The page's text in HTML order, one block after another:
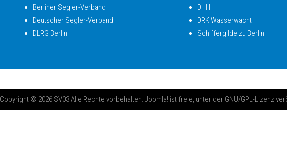
Berliner Segler-Verband
Deutscher Segler-Verband
DLRG Berlin
DHH
DRK Wasserwacht
Schiffergilde zu Berlin
Copyright © 2026 SV03 Alle Rechte vorbehalten. Joomla! ist freie, unter der GNU/GPL-Lizenz